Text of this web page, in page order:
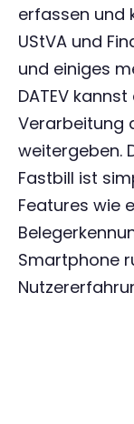
erfassen und
UStVA und
und einiges
DATEV
Verarbeitung
weitergeben.
Fastbill ist
Features wie
Smartphone